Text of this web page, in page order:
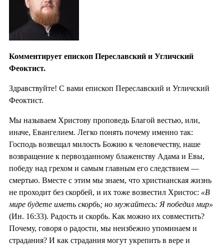
Комментирует епископ Переславский и Угличский
Феоктист.
Здравствуйте! С вами епископ Переславский и Угличский
Феоктист.
Мы называем Христову проповедь Благой вестью, или,
иначе, Евангелием. Легко понять почему именно так:
Господь возвещал милость Божию к человечеству, наше
возвращение к первозданному блаженству Адама и Евы,
победу над грехом и самым главным его следствием —
смертью. Вместе с этим мы знаем, что христианская жизнь
не проходит без скорбей, и их тоже возвестил Христос: «В
мире будете иметь скорбь; но мужайтесь: Я победил мир»
(Ин. 16:33). Радость и скорбь. Как можно их совместить?
Почему, говоря о радости, мы неизбежно упоминаем и
страдания? И как страдания могут укрепить в вере и